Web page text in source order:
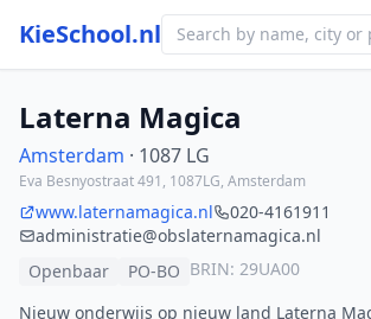
KieSchool.nl
Laterna Magica
Amsterdam · 1087 LG
Eva Besnyostraat 491, 1087LG, Amsterdam
www.laternamagica.nl
020-4161911
administratie@obslaternamagica.nl
Openbaar
PO-BO BRIN: 29UA00
Nieuw onderwijs op nieuw land Laterna